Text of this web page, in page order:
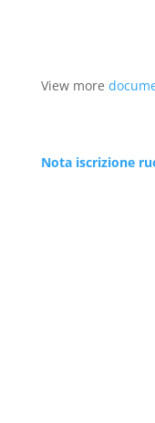
View more
Nota iscrizione